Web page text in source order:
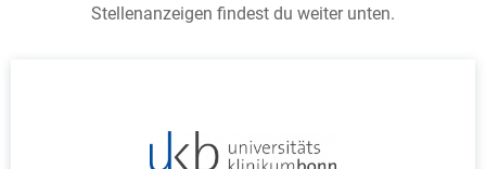
Stellenanzeigen findest du weiter unten.